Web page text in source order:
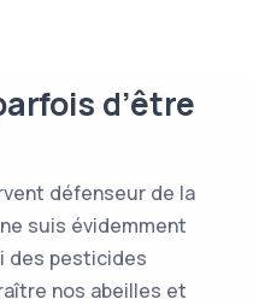
d’être
défenseur de la
suis évidemment
des pesticides
nos abeilles et